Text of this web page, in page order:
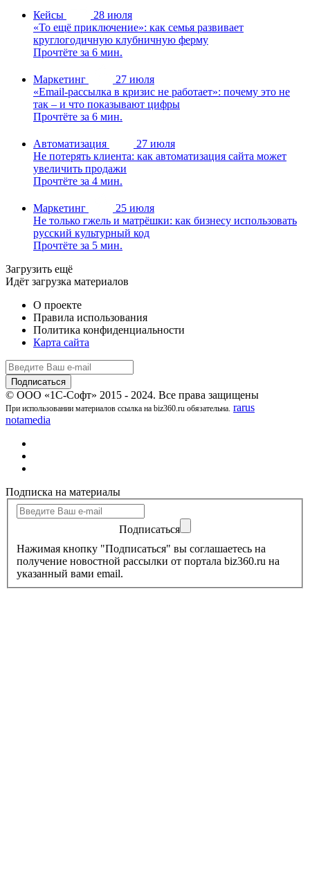
Кейсы
28 июля
«То ещё приключение»: как семья развивает
круглогодичную клубничную ферму
Прочтёте за 6 мин.
Маркетинг
27 июля
«Email-рассылка в кризис не работает»: почему это не
так – и что показывают цифры
Прочтёте за 6 мин.
Автоматизация
27 июля
Не потерять клиента: как автоматизация сайта может
увеличить продажи
Прочтёте за 4 мин.
Маркетинг
25 июля
Не только гжель и матрёшки: как бизнесу использовать
русский культурный код
Прочтёте за 5 мин.
Загрузить ещё
Идёт загрузка материалов
О проекте
Правила использования
Политика конфиденциальности
Карта сайта
© ООО «1С-Софт» 2015 - 2024. Все права защищены
При использовании материалов ссылка на biz360.ru обязательна. rarus
notamedia
Подписка на материалы
Подписаться
Нажимая кнопку "Подписаться" вы соглашаетесь на
получение новостной рассылки от портала biz360.ru на
указанный вами email.